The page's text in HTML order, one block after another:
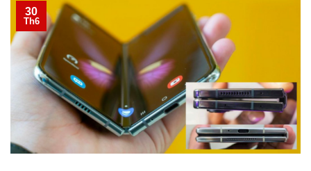
30
Th6